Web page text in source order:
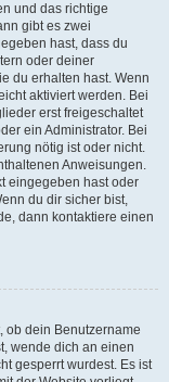
und das richtige
gibt es zwei
hast, dass du
oder deiner
du erhalten hast. Wenn
aktiviert werden. Bei
erst freigeschaltet
ein Administrator. Bei
nötig ist oder nicht.
Anweisungen.
eingegeben hast oder
du dir sicher bist,
dann kontaktiere einen
ob dein Benutzername
wende dich an einen
gesperrt wurdest. Es ist